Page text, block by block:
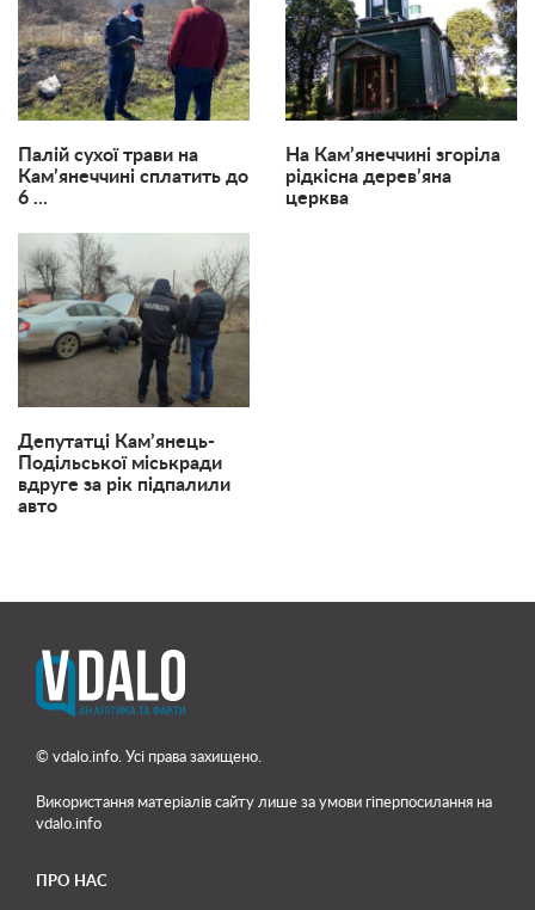
Палій сухої трави на
Кам’янеччині сплатить до
6 ...
На Кам’янеччині згоріла
рідкісна дерев’яна
церква
Депутатці Кам’янець-
Подільської міськради
вдруге за рік підпалили
авто
© vdalo.info. Усі права захищено.
Використання матеріалів сайту лише за умови гіперпосилання на
vdalo.info
ПРО НАС